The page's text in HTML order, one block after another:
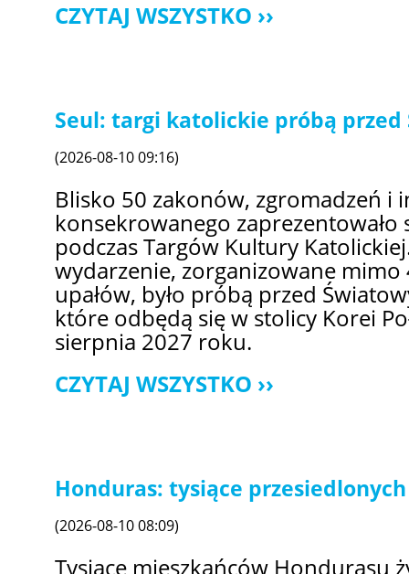
CZYTAJ WSZYSTKO
Seul: targi katolickie próbą przed
(2026-08-10 09:16)
Blisko 50 zakonów, zgromadzeń i
konsekrowanego zaprezentowało
podczas Targów Kultury
wydarzenie, zorganizowane
upałów, było próbą przed
które odbędą się w stolicy Korei
sierpnia 2027 roku.
CZYTAJ WSZYSTKO
Honduras: tysiące
(2026-08-10 08:09)
Tysiące mieszkańców Hondurasu